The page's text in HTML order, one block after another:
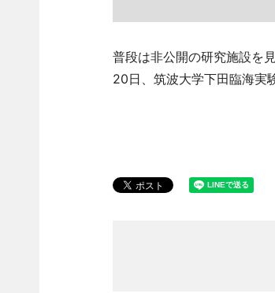
普段は非公開の研究施設を
20日、筑波大学下田臨海実